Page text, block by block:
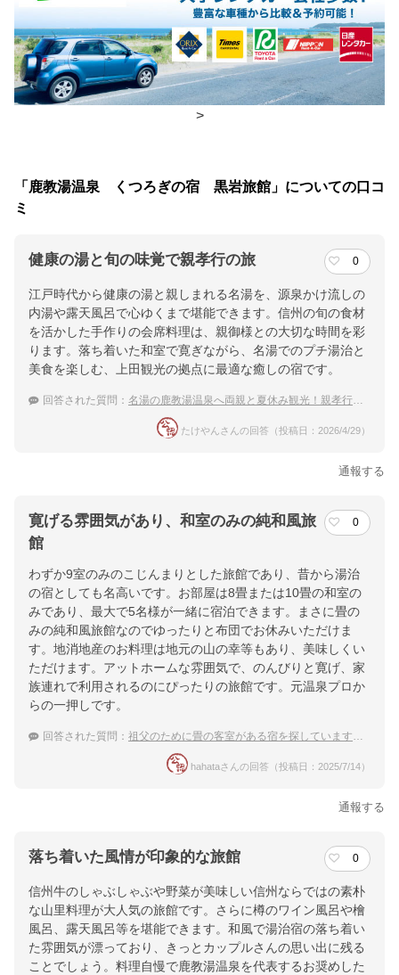
朝食 広間、食事処
夕食 広間、食事処
チェックイン・チェックアウト時間
チェックアウ
ト
10:00
交通アクセス
長野新幹線 上田駅より鹿教湯温泉行バス５０分 鹿教湯橋下車
１分 中央本線松本駅よりバス５０分（土、日運休）
提供：楽天トラベル
楽天トラベルで
>
「鹿教湯温泉 くつろぎの宿 黒岩旅館」についての口コ
ミ
健康の湯と旬の味覚で親孝行の旅 0
江戸時代から健康の湯と親しまれる名湯を、源泉かけ流しの
内湯や露天風呂で心ゆくまで堪能できます。信州の旬の食材
を活かした手作りの会席料理は、親御様との大切な時間を彩
ります。落ち着いた和室で寛ぎながら、名湯でのプチ湯治と
美食を楽しむ、上田観光の拠点に最適な癒しの宿です。
回答された質問： 名湯の鹿教湯温泉へ両親と夏休み観光！親孝行におすすめの温泉宿
たけやんさんの回答（投稿日：2026/4/29）
通報する
寛げる雰囲気があり、和室のみの純和風旅
館
0
わずか9室のみのこじんまりとした旅館であり、昔から湯治
の宿としても名高いです。お部屋は8畳または10畳の和室の
みであり、最大で5名様が一緒に宿泊できます。まさに畳の
みの純和風旅館なのでゆったりと布団でお休みいただけま
す。地消地産のお料理は地元の山の幸等もあり、美味しくい
ただけます。アットホームな雰囲気で、のんびりと寛げ、家
族連れで利用されるのにぴったりの旅館です。元温泉プロか
らの一押しです。
回答された質問： 祖父のために畳の客室がある宿を探しています。鹿教湯温泉でおすすめはどこですか？
hahataさんの回答（投稿日：2025/7/14）
通報する
落ち着いた風情が印象的な旅館 0
信州牛のしゃぶしゃぶや野菜が美味しい信州ならではの素朴
な山里料理が大人気の旅館です。さらに樽のワイン風呂や檜
風呂、露天風呂等を堪能できます。和風で湯治宿の落ち着い
た雰囲気が漂っており、きっとカップルさんの思い出に残る
ことでしょう。料理自慢で鹿教湯温泉を代表するお奨めした